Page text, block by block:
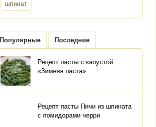
шпинат
Популярные Последние
Рецепт пасты с капустой
«Зимняя паста»
Рецепт пасты Пичи из шпината
с помидорами черри